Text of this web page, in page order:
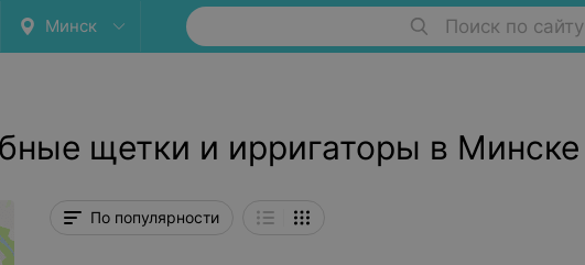
Минск Поиск по сайту
щетки и ирригаторы в Минске
По популярности